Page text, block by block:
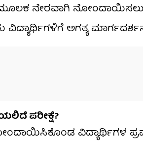
ನೇರವಾಗಿ ನೋಂದಾಯಿಸಲು
ವಿದ್ಯಾರ್ಥಿಗಳಿಗೆ ಅಗತ್ಯ
ಪರೀಕ್ಷೆ?
ವಿದ್ಯಾರ್ಥಿಗಳ